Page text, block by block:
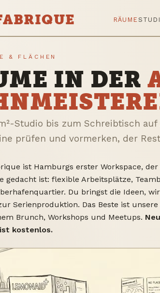
RÄUME
& FLÄCHEN
IN DER
Studio bis zum Schreibtisch
prüfen und vormerken, der
ist Hamburgs erster Workspace,
gedacht ist: flexible Arbeitsplätze,
Du bringst die Ideen,
Serienproduktion. Das Beste ist
Brunch, Workshops und Meetups.
kostenlos.